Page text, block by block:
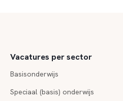
Vacatures per sector
Basisonderwijs
Speciaal (basis) onderwijs